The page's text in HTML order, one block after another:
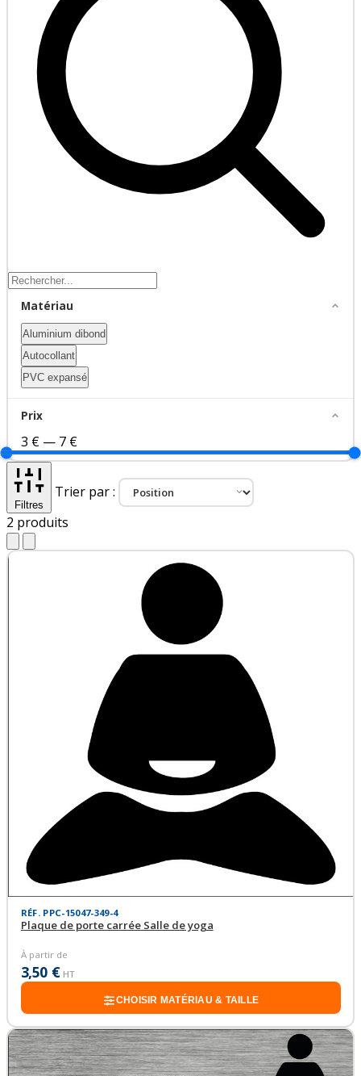
Matériau
Aluminium dibond
Autocollant
PVC expansé
Prix
3 € — 7 €
Filtres
Trier par :
2 produits
RÉF. PPC-15047-349-4
Plaque de porte carrée Salle de yoga
À partir de
3,50 € HT
CHOISIR MATÉRIAU & TAILLE